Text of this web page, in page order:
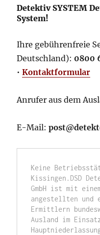
Detektiv SYSTEM
System!
Ihre gebührenfreie
Deutschland): 0800
•Kontaktformular
Anrufer aus dem
E-Mail:
Keine
Kissingen.DSD
GmbH ist mit
angestellten und
Ermittlern
Ausland im